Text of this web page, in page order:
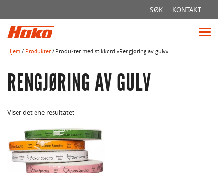
SØK KONTAKT
Hjem / Produkter/ Produkter med stikkord «Rengjøring av gulv»
RENGJØRING AV GULV
Viser det ene resultatet